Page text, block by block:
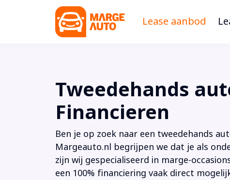
Lease aanbod
Tweedehands
Financieren
Ben je op zoek naar een tweedehands
Margeauto.nl begrijpen we dat je als
zijn wij gespecialiseerd in marge-
een 100% financiering vaak direct